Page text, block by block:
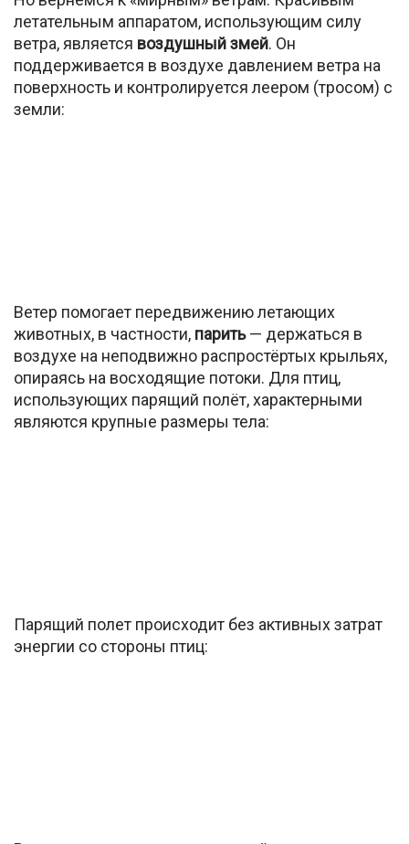
летательным аппаратом, использующим силу
ветра, является воздушный змей. Он
поддерживается в воздухе давлением ветра на
поверхность и контролируется леером (тросом) с
земли:
Ветер помогает передвижению летающих
животных, в частности, парить— держаться в
воздухе на неподвижно распростёртых крыльях,
опираясь на восходящие потоки. Для птиц,
использующих парящий полёт, характерными
являются крупные размеры тела:
Парящий полет происходит без активных затрат
энергии со стороны птиц: